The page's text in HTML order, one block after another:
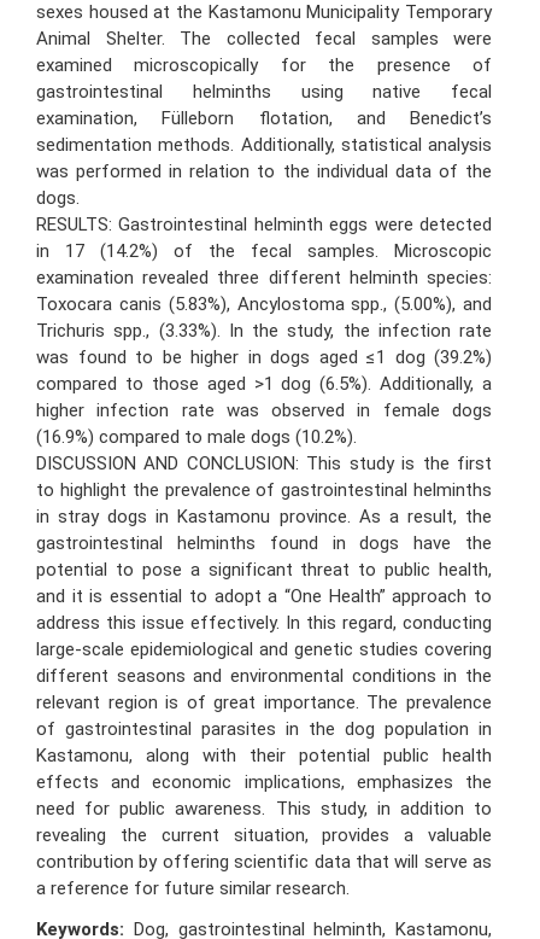
sexes housed at the Kastamonu Municipality Temporary
Animal Shelter. The collected fecal samples were
examined microscopically for the presence of
gastrointestinal helminths using native fecal
examination, Fülleborn flotation, and Benedict’s
sedimentation methods. Additionally, statistical analysis
was performed in relation to the individual data of the
dogs.
RESULTS: Gastrointestinal helminth eggs were detected
in 17 (14.2%) of the fecal samples. Microscopic
examination revealed three different helminth species:
Toxocara canis (5.83%), Ancylostoma spp., (5.00%), and
Trichuris spp., (3.33%). In the study, the infection rate
was found to be higher in dogs aged ≤1 dog (39.2%)
compared to those aged >1 dog (6.5%). Additionally, a
higher infection rate was observed in female dogs
(16.9%) compared to male dogs (10.2%).
DISCUSSION AND CONCLUSION: This study is the first
to highlight the prevalence of gastrointestinal helminths
in stray dogs in Kastamonu province. As a result, the
gastrointestinal helminths found in dogs have the
potential to pose a significant threat to public health,
and it is essential to adopt a “One Health” approach to
address this issue effectively. In this regard, conducting
large-scale epidemiological and genetic studies covering
different seasons and environmental conditions in the
relevant region is of great importance. The prevalence
of gastrointestinal parasites in the dog population in
Kastamonu, along with their potential public health
effects and economic implications, emphasizes the
need for public awareness. This study, in addition to
revealing the current situation, provides a valuable
contribution by offering scientific data that will serve as
a reference for future similar research.
Keywords: Dog, gastrointestinal helminth, Kastamonu,